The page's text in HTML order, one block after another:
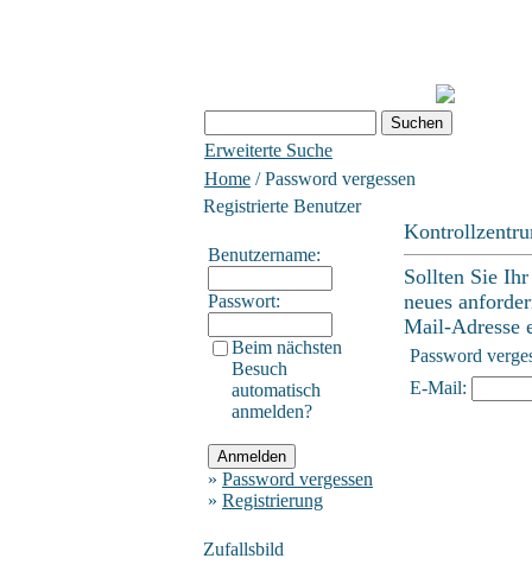
Erweiterte Suche
Home / Password vergessen
Registrierte Benutzer
Benutzername:
Passwort:
Beim nächsten
Besuch
automatisch
anmelden?
» Password vergessen
» Registrierung
Zufallsbild
Sollten Sie Ihr
neues
Mail-Adresse
Password
E-Mail: